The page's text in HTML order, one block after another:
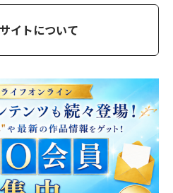
『本物』の関心は疲弊する…
イトについて